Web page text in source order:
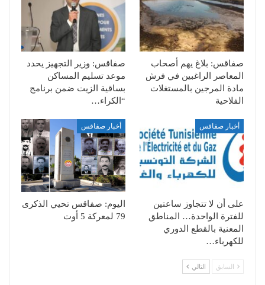
صفاقس: بلاغ يهم أصحاب
المعاصر الراغبين في فرش
مادة المرجين بالمستغلات
الفلاحية
صفاقس: وزير التجهيز يحدد
موعد تسليم المساكن
بساقية الزيت ضمن برنامج
“الكراء…
أخبار صفاقس
على أن لا تتجاوز ساعتين
للفترة الواحدة… المناطق
المعنية بالقطع الدوري
للكهرباء…
أخبار صفاقس
اليوم: صفاقس تحيي الذكرى
79 لمعركة 5 أوت
السابق التالي